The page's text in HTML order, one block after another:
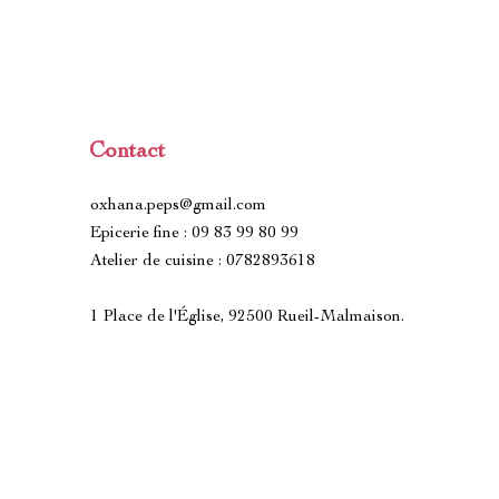
Contact
oxhana.peps@gmail.com
Epicerie fine : 09 83 99 80 99
Atelier de cuisine : 0782893618
1 Place de l'Église, 92500 Rueil-Malmaison.